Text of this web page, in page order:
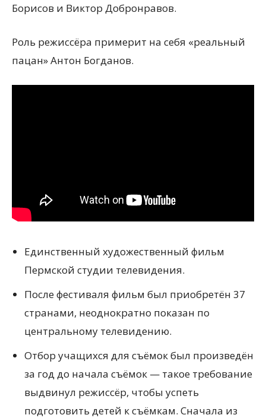
Борисов и Виктор Добронравов.
Роль режиссёра примерит на себя «реальный
пацан» Антон Богданов.
Единственный художественный фильм
Пермской студии телевидения.
После фестиваля фильм был приобретён 37
странами, неоднократно показан по
центральному телевидению.
Отбор учащихся для съёмок был произведён
за год до начала съёмок — такое требование
выдвинул режиссёр, чтобы успеть
подготовить детей к съёмкам. Сначала из